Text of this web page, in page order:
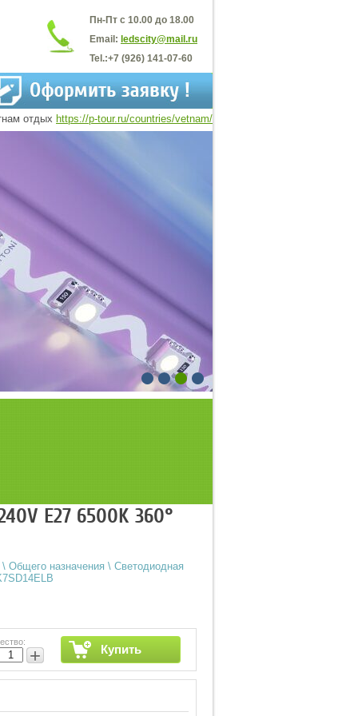
Пн-Пт с 10.00 до 18.00
Email: ledscity@mail.ru
Tel.:+7 (926) 141-07-60
отдых https://p-tour.ru/countries/vetnam/
E27 6500K 360°
\ Общего назначения \ Светодиодная
+ Купить